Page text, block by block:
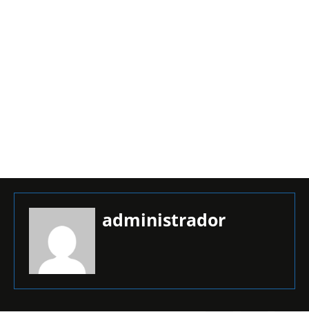
administrador